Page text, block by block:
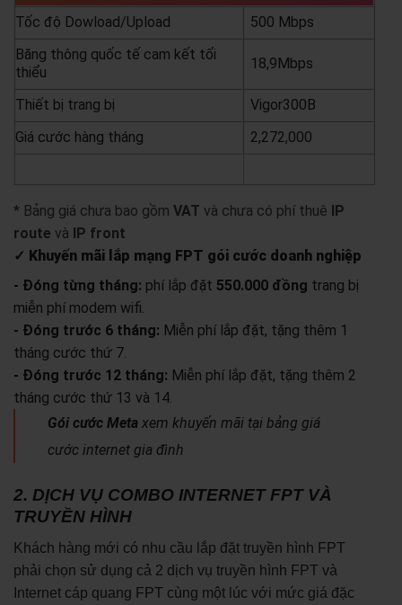
Tốc độ Dowload/Upload
500 Mbps
Băng thông quốc tế cam kết tối
thiểu
18,9Mbps
Thiết bị trang bị
Vigor300B
Giá cước hàng tháng
2,272,000
* Bảng giá chưa bao gồm VAT và chưa có phí thuê
IP
route và
IP front
✓ Khuyến mãi lắp mạng FPT gói cước doanh nghiệp
- Đóng từng tháng: phí lắp đặt 550.000 đồng trang bị
miễn phí modem wifi.
- Đóng trước 6 tháng: Miễn phí lắp đặt, tặng thêm 1
tháng cước thứ 7.
- Đóng trước 12 tháng: Miễn phí lắp đặt, tặng thêm 2
tháng cước thứ 13 và 14.
Gói cước Meta xem khuyến mãi tại bảng giá
cước internet gia đình
2. DỊCH VỤ COMBO INTERNET FPT VÀ
TRUYỀN HÌNH
Khách hàng mới có nhu cầu lắp đặt truyền hình FPT
phải chọn sử dụng cả 2 dịch vụ truyền hình FPT và
Internet cáp quang FPT cùng một lúc với mức giá đặc